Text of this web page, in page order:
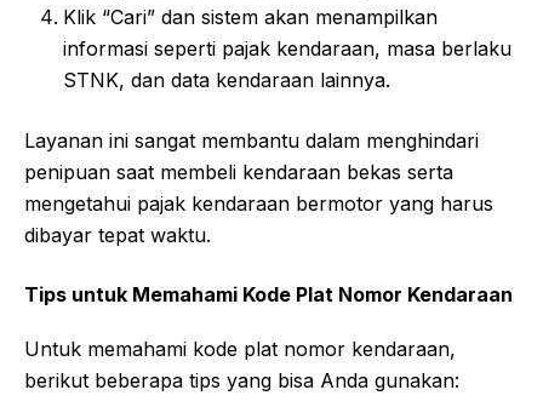
Klik “Cari” dan sistem akan menampilkan
informasi seperti pajak kendaraan, masa berlaku
STNK, dan data kendaraan lainnya.
Layanan ini sangat membantu dalam menghindari
penipuan saat membeli kendaraan bekas serta
mengetahui pajak kendaraan bermotor yang harus
dibayar tepat waktu.
Tips untuk Memahami Kode Plat Nomor Kendaraan
Untuk memahami kode plat nomor kendaraan,
berikut beberapa tips yang bisa Anda gunakan: